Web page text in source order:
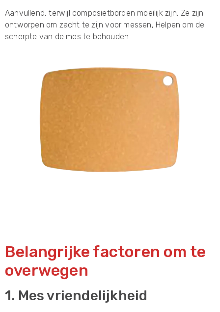
Aanvullend, terwijl composietborden moeilijk zijn, Ze zijn
ontworpen om zacht te zijn voor messen, Helpen om de
scherpte van de mes te behouden.
Belangrijke factoren om te
overwegen
1. Mes vriendelijkheid